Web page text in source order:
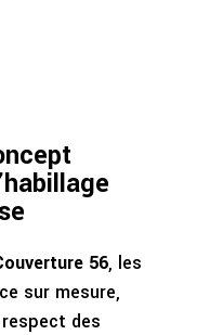
56, les
sur mesure,
des